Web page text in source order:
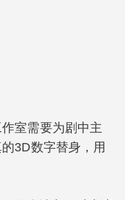
室需要为剧中主
3D数字替身，用